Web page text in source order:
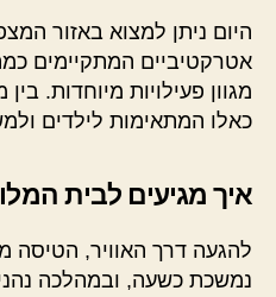
היום ניתן למצוא באזור
אטרקטיביים המתקיימים
מגוון פעילויות מיוחדות.
כאלו המתאימות לילדים
איך מגיעים לבית
להגעה דרך האוויר,
נמשכת כשעה, ובמהלכה